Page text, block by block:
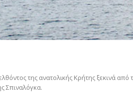
της ανατολικής Κρήτης ξεκινά
Σπιναλόγκα.